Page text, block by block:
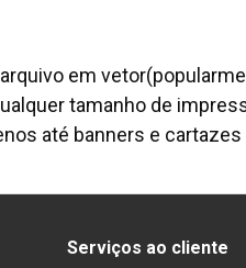
em
tamanho de
até banners e cartazes
Serviços ao cliente